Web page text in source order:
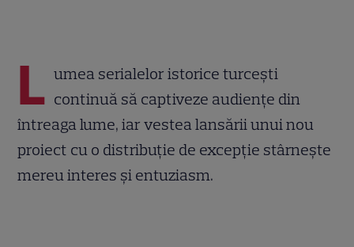
L umea serialelor istorice turcești
continuă să captiveze audiențe din
întreaga lume, iar vestea lansării unui nou
proiect cu o distribuție de excepție stârnește
mereu interes și entuziasm.